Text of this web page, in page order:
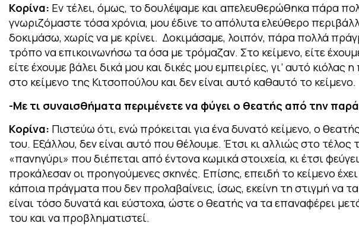
Κορίνα: Εν τέλει, όμως, το δουλέψαμε και απελευθερώθηκα πάρα
γνωριζόμαστε τόσα χρόνια, μου έδινε το απόλυτα ελεύθερο
δοκιμάσω, χωρίς να με κρίνει. Δοκιμάσαμε, λοιπόν, πάρα πολλά
τρόπο να επικοινωνήσω τα όσα με τρόμαζαν. Στο κείμενο, είτε
είτε έχουμε βάλει δικά μου και δικές μου εμπειρίες, γι’ αυτό κιόλας
στο κείμενο της Κιτσοπούλου και δεν είναι αυτό καθαυτό το κείμενο.
-Με τι συναισθήματα περιμένετε να φύγει ο θεατής από την
Κορίνα: Πιστεύω ότι, ενώ πρόκειται για ένα δυνατό κείμενο, ο
του. Εξάλλου, δεν είναι αυτό που θέλουμε. Έτσι κι αλλιώς στο τέλος
«πανηγύρι» που διέπεται από έντονα κωμικά στοιχεία, κι έτσι
προκάλεσαν οι προηγούμενες σκηνές. Επίσης, επειδή το κείμενο
κάποια πράγματα που δεν προλαβαίνεις, ίσως, εκείνη τη στιγμή να
είναι τόσο δυνατά και εύστοχα, ώστε ο θεατής να τα επαναφέρει
του και να προβληματιστεί.